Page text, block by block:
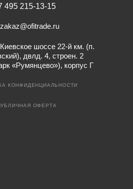
495 215-13-15
zakaz@ofitrade.ru
шоссе 22-й км. (п.
двлд. 4, строен. 2
«Румянцево»), корпус Г
КОНФИДЕНЦИАЛЬНОСТИ
ОФЕРТА